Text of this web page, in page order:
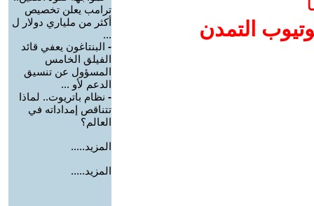
التمدن
ترامب يعلن تخصيص
أكثر من ملياري دولار ل
...
- البنتاغون يعفي قائد
الفيلق الخامس
المسؤول عن تنسيق
الدعم لأو ...
- نظام باتريوت.. لماذا
تتناقص إمداداته في
العالم؟
المزيد.....
المزيد.....